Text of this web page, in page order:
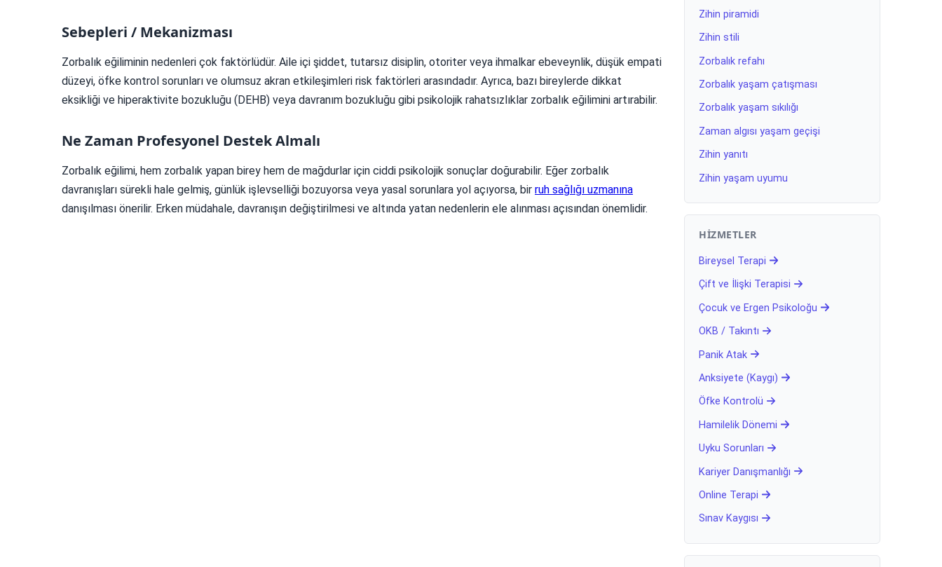
Sebepleri / Mekanizması
Zorbalık eğiliminin nedenleri çok faktörlüdür. Aile içi şiddet, tutarsız disiplin, otoriter veya ihmalkar ebeveynlik, düşük empati
düzeyi, öfke kontrol sorunları ve olumsuz akran etkileşimleri risk faktörleri arasındadır. Ayrıca, bazı bireylerde dikkat
eksikliği ve hiperaktivite bozukluğu (DEHB) veya davranım bozukluğu gibi psikolojik rahatsızlıklar zorbalık eğilimini artırabilir.
Ne Zaman Profesyonel Destek Almalı
Zorbalık eğilimi, hem zorbalık yapan birey hem de mağdurlar için ciddi psikolojik sonuçlar doğurabilir. Eğer zorbalık
davranışları sürekli hale gelmiş, günlük işlevselliği bozuyorsa veya yasal sorunlara yol açıyorsa, bir ruh sağlığı uzmanına
danışılması önerilir. Erken müdahale, davranışın değiştirilmesi ve altında yatan nedenlerin ele alınması açısından önemlidir.
Zihin piramidi
Zihin stili
Zorbalık refahı
Zorbalık yaşam çatışması
Zorbalık yaşam sıkılığı
Zaman algısı yaşam geçişi
Zihin yanıtı
Zihin yaşam uyumu
HIZMETLER
Bireysel Terapi
Çift ve İlişki Terapisi
Çocuk ve Ergen Psikoloğu
OKB / Takıntı
Panik Atak
Anksiyete (Kaygı)
Öfke Kontrolü
Hamilelik Dönemi
Uyku Sorunları
Kariyer Danışmanlığı
Online Terapi
Sınav Kaygısı